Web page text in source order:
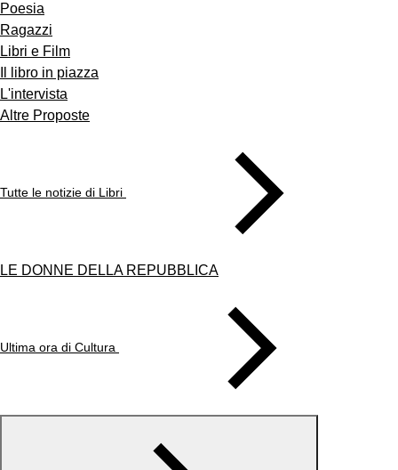
Poesia
Ragazzi
Libri e Film
Il libro in piazza
L'intervista
Altre Proposte
Tutte le notizie di Libri
LE DONNE DELLA REPUBBLICA
Ultima ora di Cultura